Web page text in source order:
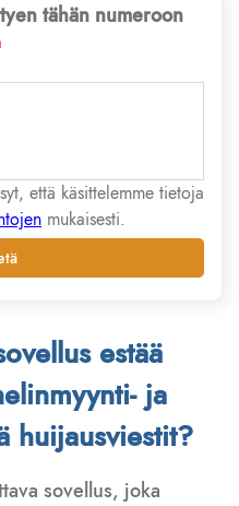
tähän numeroon
että käsittelemme tietoja
mukaisesti.
estää
ja
huijausviestit?
sovellus, joka